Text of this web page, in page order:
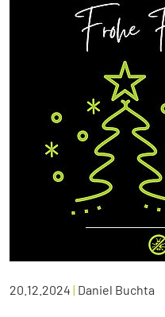
20.12.2024 | Daniel Buchta